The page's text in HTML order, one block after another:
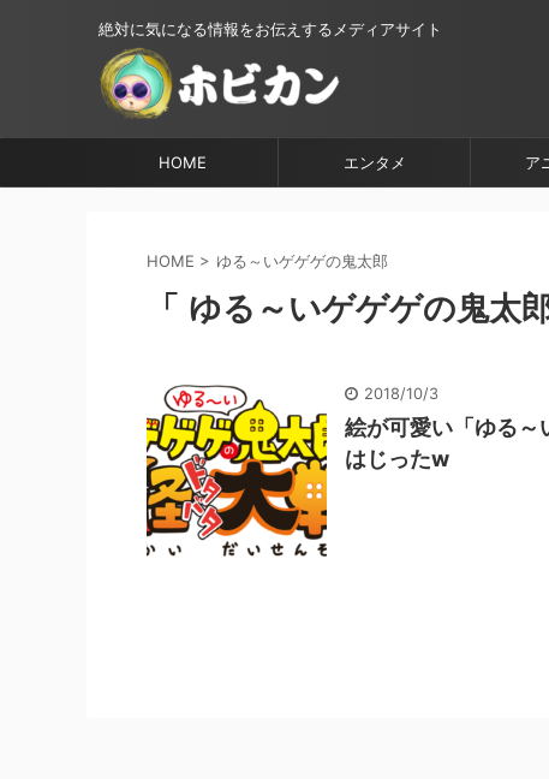
絶対に気になる情報をお伝えするメディアサイト
HOME エンタメ ア
HOME > ゆる～いゲゲゲの鬼太郎
「 ゆる～いゲゲゲの鬼太
2018/10/3
絵が可愛い「ゆる～
はじったw